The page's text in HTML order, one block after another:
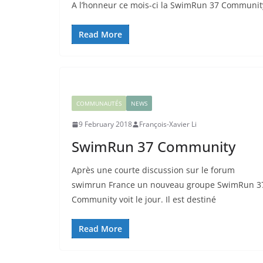
A l’honneur ce mois-ci la SwimRun 37
Read More
COMMUNAUTÉS NEWS
9 February 2018 François-Xavier Li
SwimRun 37 Community
Après une courte discussion sur le forum
swimrun France un nouveau groupe SwimRun
Community voit le jour. Il est destiné
Read More